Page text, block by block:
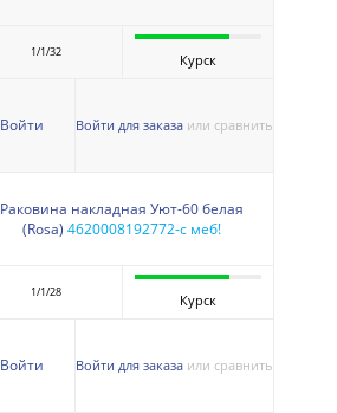
1/1/32 Курск
Войти Войти для заказа или сравнить
Раковина накладная Уют-60 белая
(Rosa) 4620008192772-с меб!
1/1/28 Курск
Войти Войти для заказа или сравнить